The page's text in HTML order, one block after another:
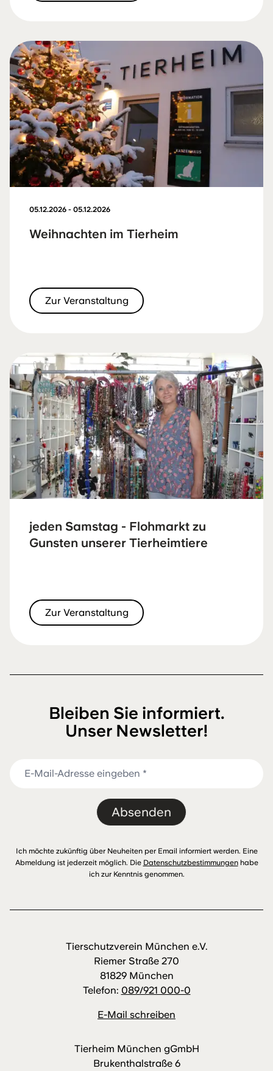
05.12.2026 - 05.12.2026
Weihnachten im Tierheim
Zur Veranstaltung
jeden Samstag - Flohmarkt zu
Gunsten unserer Tierheimtiere
Zur Veranstaltung
Tierschutzverein München e.V.
Riemer Straße 270
81829 München
Telefon: 089/921 000-0
E-Mail schreiben
Tierheim München gGmbH
Brukenthalstraße 6
Bleiben Sie informiert.
Unser Newsletter!
Absenden
Ich möchte zukünftig über Neuheiten per Email informiert werden. Eine
Abmeldung ist jederzeit möglich. Die Datenschutzbestimmungenhabe
ich zur Kenntnis genommen.